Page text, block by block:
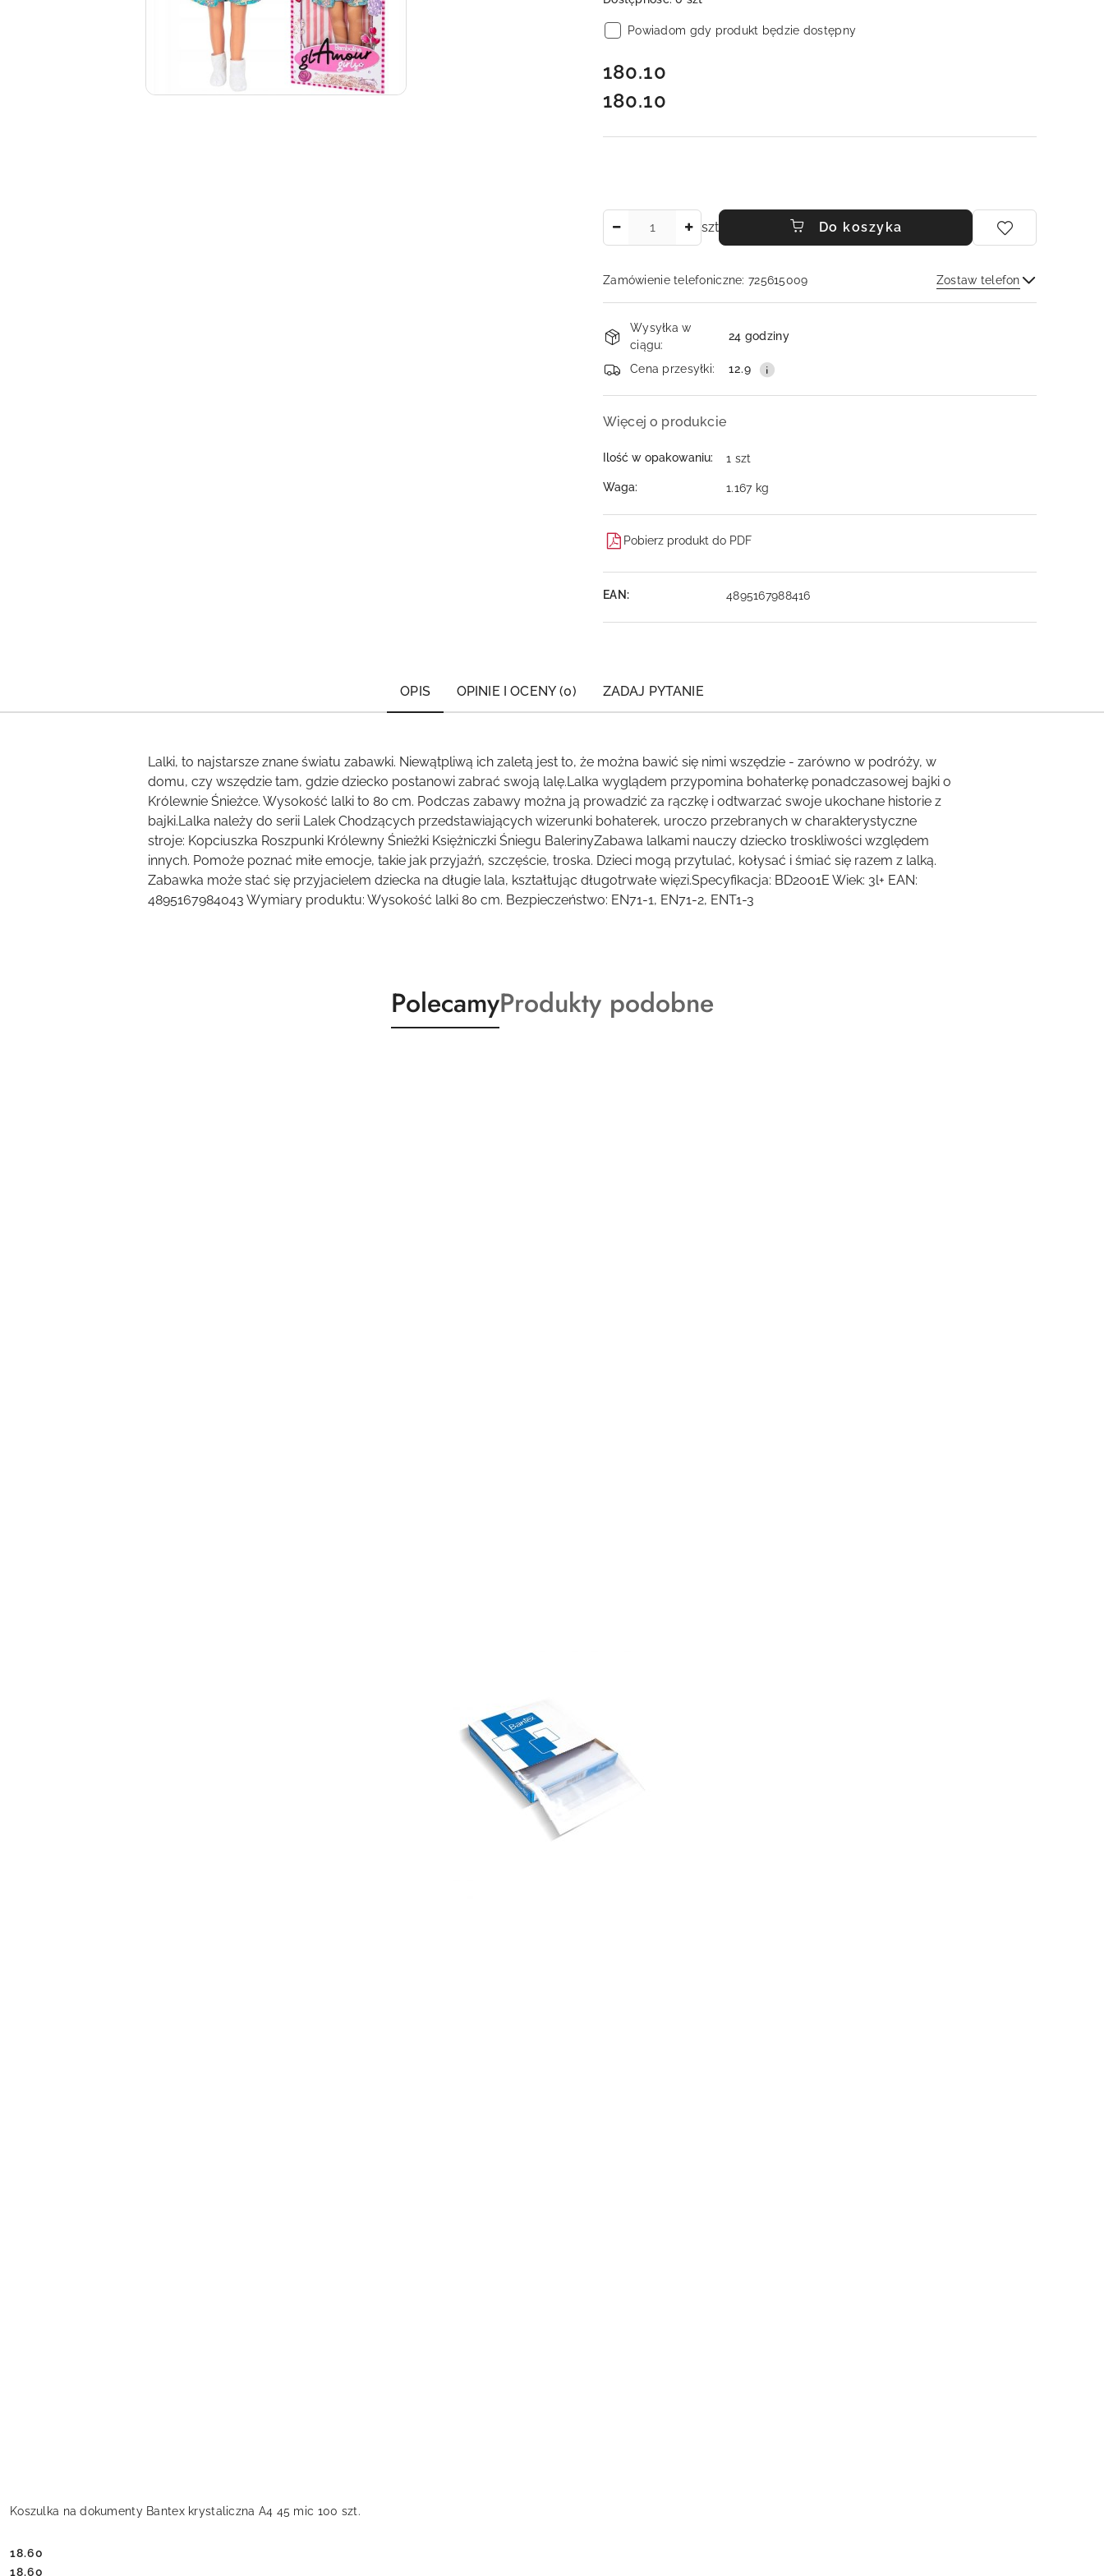
Powiadom gdy produkt będzie dostępny
cena:
180.10
Cena:
180.10
szt Do koszyka
Zamówienie telefoniczne: 725615009 Zostaw telefon
Wyślij
Dostępność
i
dostawa
Wysyłka w
ciągu:
24 godziny
Cena przesyłki: 12.9
Więcej o produkcie
Ilość w opakowaniu: 1 szt
Waga: 1.167 kg
Pobierz produkt do PDF
EAN: 4895167988416
OPIS OPINIE I OCENY (0) ZADAJ PYTANIE
Lalki, to najstarsze znane światu zabawki. Niewątpliwą ich zaletą jest to, że można bawić się nimi wszędzie - zarówno w podróży, w
domu, czy wszędzie tam, gdzie dziecko postanowi zabrać swoją lalę.Lalka wyglądem przypomina bohaterkę ponadczasowej bajki o
Królewnie Śnieżce. Wysokość lalki to 80 cm. Podczas zabawy można ją prowadzić za rączkę i odtwarzać swoje ukochane historie z
bajki.Lalka należy do serii Lalek Chodzących przedstawiających wizerunki bohaterek, uroczo przebranych w charakterystyczne
stroje: Kopciuszka Roszpunki Królewny Śnieżki Księżniczki Śniegu BalerinyZabawa lalkami nauczy dziecko troskliwości względem
innych. Pomoże poznać miłe emocje, takie jak przyjaźń, szczęście, troska. Dzieci mogą przytulać, kołysać i śmiać się razem z lalką.
Zabawka może stać się przyjacielem dziecka na długie lala, kształtując długotrwałe więzi.Specyfikacja: BD2001E Wiek: 3l+ EAN:
4895167984043 Wymiary produktu: Wysokość lalki 80 cm. Bezpieczeństwo: EN71-1, EN71-2, ENT1-3
Produkty
o
PolecamyProdukty
o
Produkty podobne
Koszulka na dokumenty Bantex krystaliczna A4 45 mic 100 szt.
Cena:
18.60
Cena:
18.60